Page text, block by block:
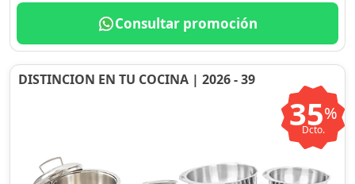
Consultar promoción
DISTINCION EN TU COCINA | 2026 - 39
35%
Dcto.